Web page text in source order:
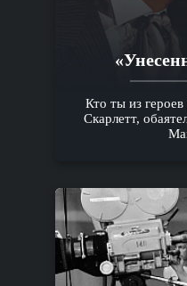
Кто ты из
Скарлетт,